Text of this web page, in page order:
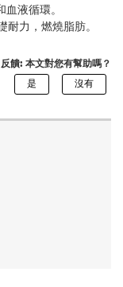
液循環。
力，燃燒脂肪。
反饋: 本文對您有幫助嗎？